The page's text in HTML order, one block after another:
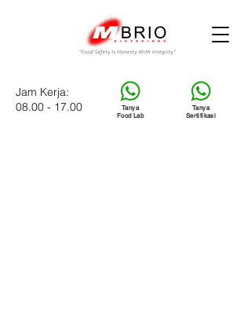
Tanya
Food Lab
Tanya
Sertifikasi
Jam Kerja:
08.00 - 17.00